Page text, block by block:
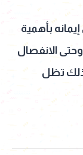
بأهمية
وحتى الانفصال
تظل